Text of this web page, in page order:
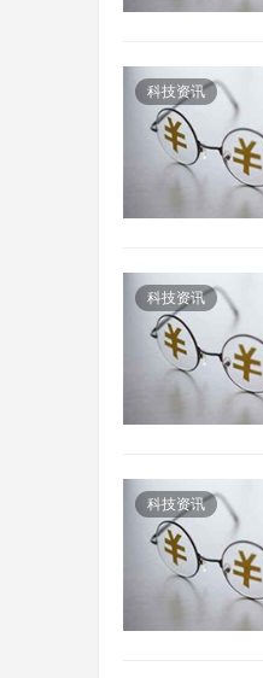
科技资讯
科技资讯
科技资讯